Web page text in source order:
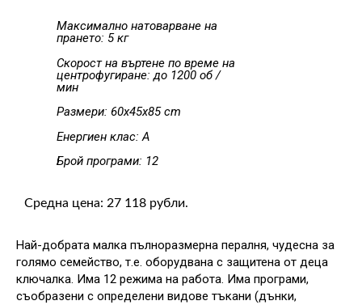
Максимално натоварване на
прането: 5 кг
Скорост на въртене по време на
центрофугиране: до 1200 об /
мин
Размери: 60x45x85 cm
Енергиен клас: A
Брой програми: 12
Средна цена: 27 118 рубли.
Най-добрата малка пълноразмерна пералня, чудесна за
голямо семейство, т.е. оборудвана с защитена от деца
ключалка. Има 12 режима на работа. Има програми,
съобразени с определени видове тъкани (дънки,